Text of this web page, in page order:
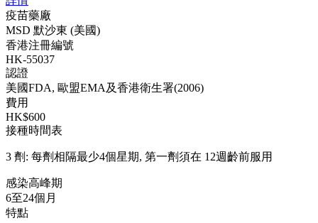
疫苗藥廠
MSD 默沙東 (美國)
香港注冊編號
HK-55037
認證
美國FDA, 歐盟EMA及香港衛生署(2006)
費用
HK$600
接種時間表
3 劑: 每劑相隔最少4個星期, 第一劑須在 12週齡前服用
感染高峰期
6至24個月
特點